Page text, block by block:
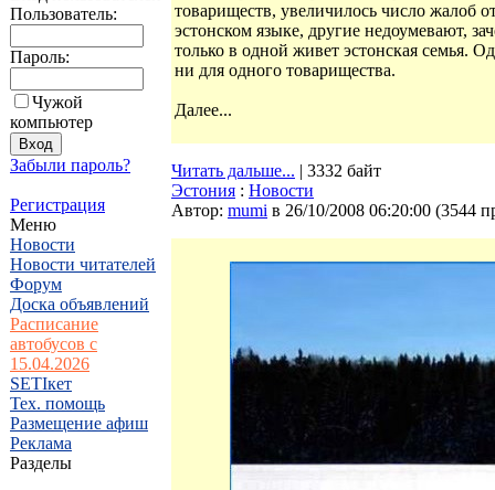
Пользователь:
Пароль:
Чужой
компьютер
Забыли пароль?
Регистрация
Меню
Новости
Новости читателей
Форум
Доска объявлений
Расписание
автобусов с
15.04.2026
SETIкет
Тех. помощь
Размещение афиш
Реклама
Разделы
товариществ, увеличилось число жалоб
эстонском языке, другие недоумевают,
только в одной живет эстонская семья.
ни для одного товарищества.
Далее...
Читать дальше... | 3332 байт
Эстония : Новости
Автор: mumi в 26/10/2008 06:20:00 (3544